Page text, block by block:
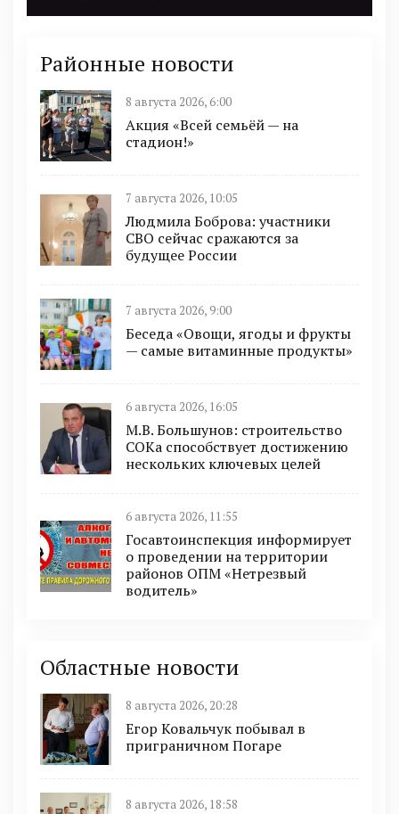
Районные новости
8 августа 2026, 6:00
Акция «Всей семьёй — на
стадион!»
7 августа 2026, 10:05
Людмила Боброва: участники
СВО сейчас сражаются за
будущее России
7 августа 2026, 9:00
Беседа «Овощи, ягоды и фрукты
— самые витаминные продукты»
6 августа 2026, 16:05
М.В. Большунов: строительство
СОКа способствует достижению
нескольких ключевых целей
6 августа 2026, 11:55
Госавтоинспекция информирует
о проведении на территории
районов ОПМ «Нетрезвый
водитель»
Областные новости
8 августа 2026, 20:28
Егор Ковальчук побывал в
приграничном Погаре
8 августа 2026, 18:58